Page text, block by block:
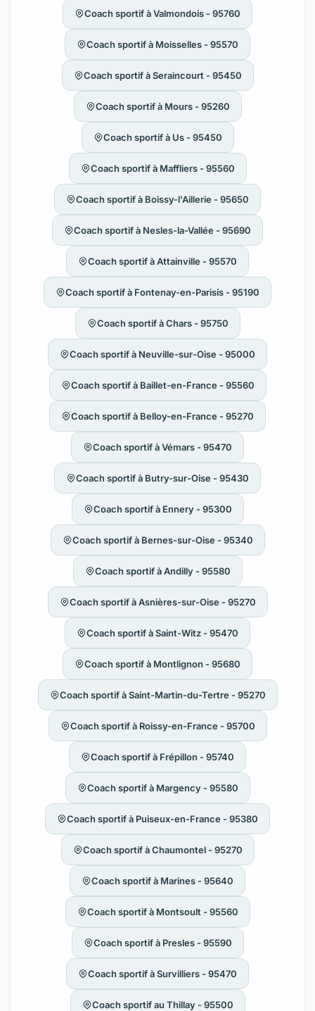
Coach sportif à Valmondois - 95760
Coach sportif à Moisselles - 95570
Coach sportif à Seraincourt - 95450
Coach sportif à Mours - 95260
Coach sportif à Us - 95450
Coach sportif à Maffliers - 95560
Coach sportif à Boissy-l'Aillerie - 95650
Coach sportif à Nesles-la-Vallée - 95690
Coach sportif à Attainville - 95570
Coach sportif à Fontenay-en-Parisis - 95190
Coach sportif à Chars - 95750
Coach sportif à Neuville-sur-Oise - 95000
Coach sportif à Baillet-en-France - 95560
Coach sportif à Belloy-en-France - 95270
Coach sportif à Vémars - 95470
Coach sportif à Butry-sur-Oise - 95430
Coach sportif à Ennery - 95300
Coach sportif à Bernes-sur-Oise - 95340
Coach sportif à Andilly - 95580
Coach sportif à Asnières-sur-Oise - 95270
Coach sportif à Saint-Witz - 95470
Coach sportif à Montlignon - 95680
Coach sportif à Saint-Martin-du-Tertre - 95270
Coach sportif à Roissy-en-France - 95700
Coach sportif à Frépillon - 95740
Coach sportif à Margency - 95580
Coach sportif à Puiseux-en-France - 95380
Coach sportif à Chaumontel - 95270
Coach sportif à Marines - 95640
Coach sportif à Montsoult - 95560
Coach sportif à Presles - 95590
Coach sportif à Survilliers - 95470
Coach sportif au Thillay - 95500